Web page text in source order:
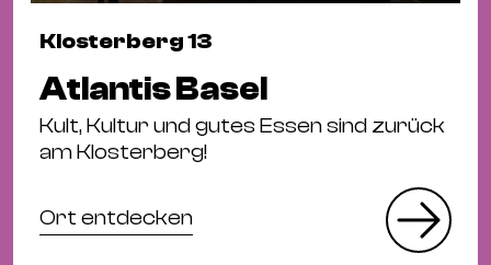
Klosterberg 13
Atlantis Basel
Kult, Kultur und gutes Essen sind zurück
am Klosterberg!
Ort entdecken